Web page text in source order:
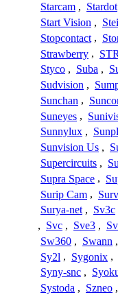
Starcam , Stardot
Start Vision ,
Stopcontact ,
Strawberry ,
Styco , Suba ,
Sudvision ,
Sunchan ,
Suneyes ,
Sunnylux ,
Sunvision Us ,
Supercircuits ,
Supra Space ,
Surip Cam ,
Surya-net , Sv3c
, Svc , Sve3 ,
Sw360 , Swann ,
Sy2l , Sygonix ,
Syny-snc ,
Systoda , Szneo ,